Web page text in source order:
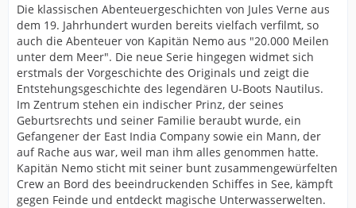
Die klassischen Abenteuergeschichten von Jules Verne aus
dem 19. Jahrhundert wurden bereits vielfach verfilmt, so
auch die Abenteuer von Kapitän Nemo aus "20.000 Meilen
unter dem Meer". Die neue Serie hingegen widmet sich
erstmals der Vorgeschichte des Originals und zeigt die
Entstehungsgeschichte des legendären U-Boots Nautilus.
Im Zentrum stehen ein indischer Prinz, der seines
Geburtsrechts und seiner Familie beraubt wurde, ein
Gefangener der East India Company sowie ein Mann, der
auf Rache aus war, weil man ihm alles genommen hatte.
Kapitän Nemo sticht mit seiner bunt zusammengewürfelten
Crew an Bord des beeindruckenden Schiffes in See, kämpft
gegen Feinde und entdeckt magische Unterwasserwelten.